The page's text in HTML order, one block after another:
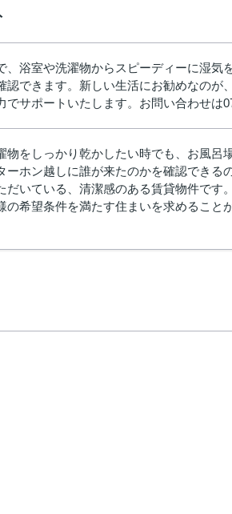
、浴室や洗濯物からスピーディーに湿
認できます。新しい生活にお勧めなの
サポートいたします。お問い合わせは
物をしっかり乾かしたい時でも、お風呂
ーホン越しに誰が来たのかを確認でき
だいている、清潔感のある賃貸物件で
の希望条件を満たす住まいを求めること